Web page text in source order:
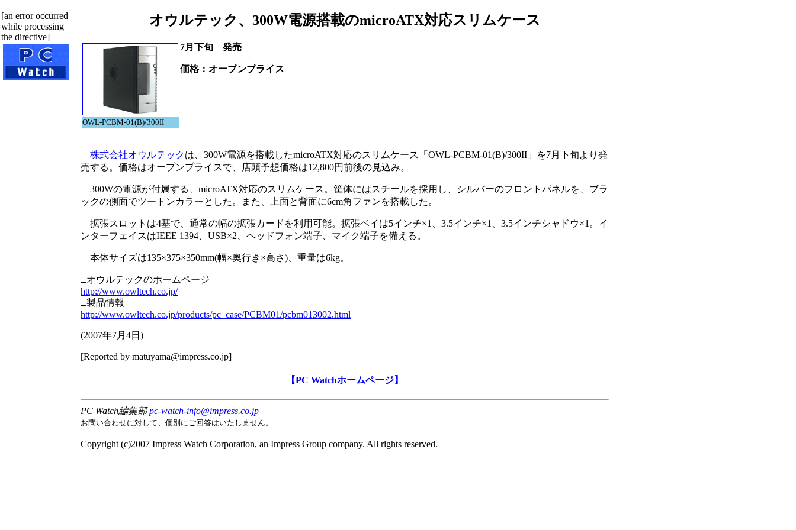
[an error occurred
while processing
the directive]
オウルテック、300W電源搭載のmicroATX対応スリムケース
OWL-PCBM-01(B)/300II
7月下旬 発売
価格：オープンプライス
株式会社オウルテックは、300W電源を搭載したmicroATX対応のスリムケース「OWL-PCBM-01(B)/300II」を7月下旬より発
売する。価格はオープンプライスで、店頭予想価格は12,800円前後の見込み。
300Wの電源が付属する、microATX対応のスリムケース。筐体にはスチールを採用し、シルバーのフロントパネルを、ブラ
ックの側面でツートンカラーとした。また、上面と背面に6cm角ファンを搭載した。
拡張スロットは4基で、通常の幅の拡張カードを利用可能。拡張ベイは5インチ×1、3.5インチ×1、3.5インチシャドウ×1。イ
ンターフェイスはIEEE 1394、USB×2、ヘッドフォン端子、マイク端子を備える。
本体サイズは135×375×350mm(幅×奥行き×高さ)、重量は6kg。
□オウルテックのホームページ
http://www.owltech.co.jp/
□製品情報
http://www.owltech.co.jp/products/pc_case/PCBM01/pcbm013002.html
(2007年7月4日 )
[Reported by matuyama@impress.co.jp]
【PC Watchホームページ】
PC Watch編集部pc-watch-info@impress.co.jp
お問い合わせに対して、個別にご回答はいたしません。
Copyright (c)2007 Impress Watch Corporation, an Impress Group company. All rights reserved.